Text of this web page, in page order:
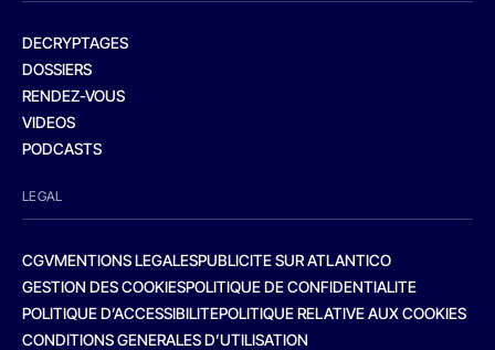
DECRYPTAGES
DOSSIERS
RENDEZ-VOUS
VIDEOS
PODCASTS
LEGAL
CGVMENTIONS LEGALESPUBLICITE SUR ATLANTICO
GESTION DES COOKIESPOLITIQUE DE CONFIDENTIALITE
POLITIQUE D’ACCESSIBILITEPOLITIQUE RELATIVE AUX COOKIES
CONDITIONS GENERALES D’UTILISATION